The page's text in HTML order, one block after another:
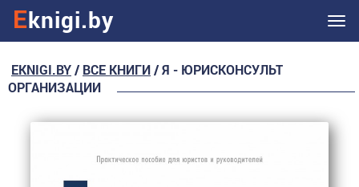
Eknigi.by
EKNIGI.BY/ВСЕ КНИГИ/ Я - ЮРИСКОНСУЛЬТ
ОРГАНИЗАЦИИ